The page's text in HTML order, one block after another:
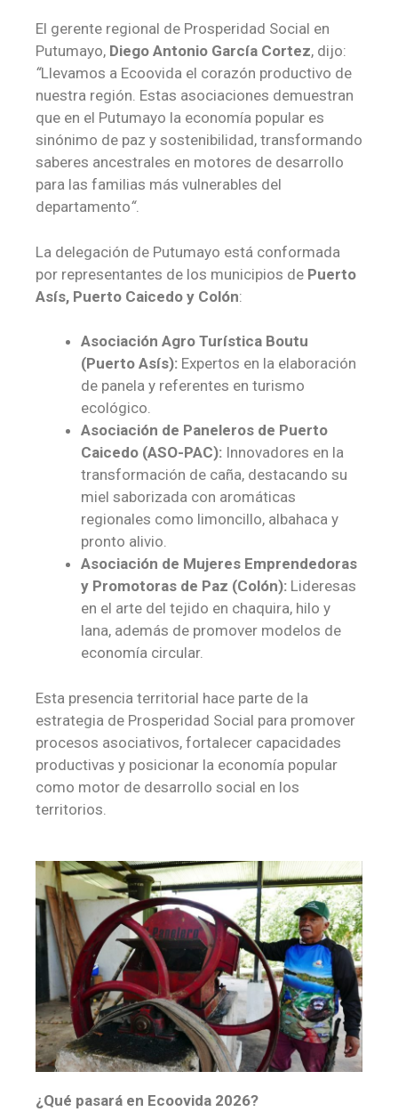
El gerente regional de Prosperidad Social en
Putumayo, Diego Antonio García Cortez, dijo:
“Llevamos a Ecoovida el corazón productivo de
nuestra región. Estas asociaciones demuestran
que en el Putumayo la economía popular es
sinónimo de paz y sostenibilidad, transformando
saberes ancestrales en motores de desarrollo
para las familias más vulnerables del
departamento“.
La delegación de Putumayo está conformada
por representantes de los municipios de Puerto
Asís, Puerto Caicedo y Colón:
Asociación Agro Turística Boutu
(Puerto Asís): Expertos en la elaboración
de panela y referentes en turismo
ecológico.
Asociación de Paneleros de Puerto
Caicedo (ASO-PAC): Innovadores en la
transformación de caña, destacando su
miel saborizada con aromáticas
regionales como limoncillo, albahaca y
pronto alivio.
Asociación de Mujeres Emprendedoras
y Promotoras de Paz (Colón): Lideresas
en el arte del tejido en chaquira, hilo y
lana, además de promover modelos de
economía circular.
Esta presencia territorial hace parte de la
estrategia de Prosperidad Social para promover
procesos asociativos, fortalecer capacidades
productivas y posicionar la economía popular
como motor de desarrollo social en los
territorios.
¿Qué pasará en Ecoovida 2026?